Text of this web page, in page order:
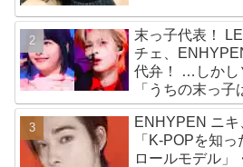
末っ子代表！
チェ、
代弁！ …しかし
「うちの末っ
かわいすぎる２
ENHYPEN ニ
「K-POPを知
ロールモデル」